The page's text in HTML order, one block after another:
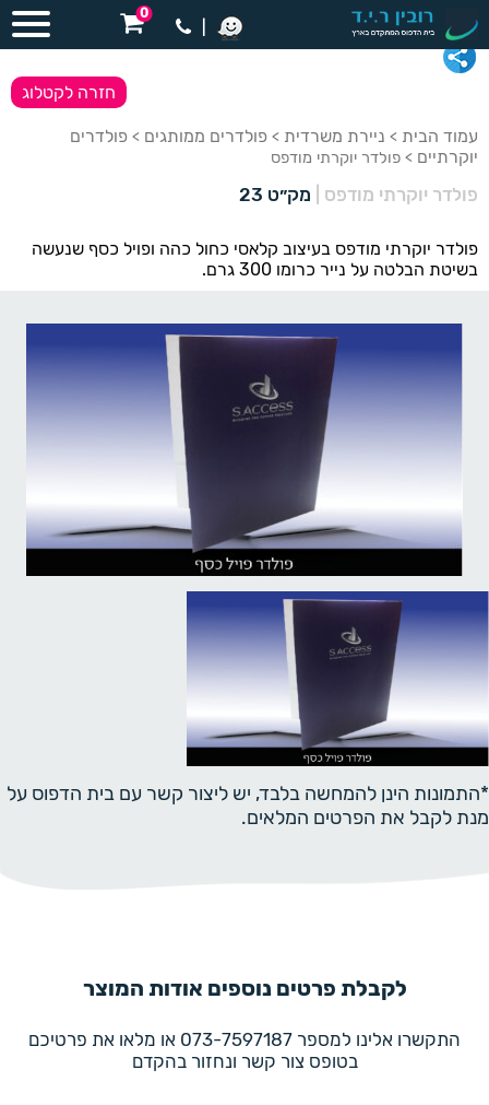
0
עמוד הבית > ניירת משרדית > פולדרים ממותגים > פולדרים
יוקרתיים > פולדר יוקרתי מודפס
פולדר יוקרתי מודפס מק״ט 23
חזרה לקטלוג
פולדר יוקרתי מודפס בעיצוב קלאסי כחול כהה ופויל כסף שנעשה
בשיטת הבלטה על נייר כרומו 300 גרם.
*התמונות הינן להמחשה בלבד, יש ליצור קשר עם בית הדפוס על
מנת לקבל את הפרטים המלאים.
לקבלת פרטים נוספים אודות המוצר
התקשרו אלינו למספר 073-7597187 או מלאו את פרטיכם
בטופס צור קשר ונחזור בהקדם